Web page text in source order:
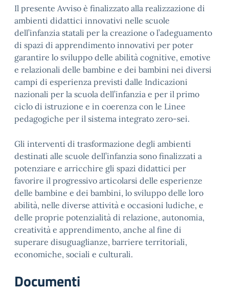
Il presente Avviso è finalizzato alla realizzazione di
ambienti didattici innovativi nelle scuole
dell’infanzia statali per la creazione o l’adeguamento
di spazi di apprendimento innovativi per poter
garantire lo sviluppo delle abilità cognitive, emotive
e relazionali delle bambine e dei bambini nei diversi
campi di esperienza previsti dalle Indicazioni
nazionali per la scuola dell’infanzia e per il primo
ciclo di istruzione e in coerenza con le Linee
pedagogiche per il sistema integrato zero-sei.
Gli interventi di trasformazione degli ambienti
destinati alle scuole dell’infanzia sono finalizzati a
potenziare e arricchire gli spazi didattici per
favorire il progressivo articolarsi delle esperienze
delle bambine e dei bambini, lo sviluppo delle loro
abilità, nelle diverse attività e occasioni ludiche, e
delle proprie potenzialità di relazione, autonomia,
creatività e apprendimento, anche al fine di
superare disuguaglianze, barriere territoriali,
economiche, sociali e culturali.
Documenti